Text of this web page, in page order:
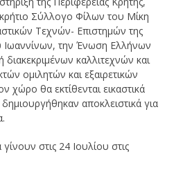
Σύλλογο Φίλων του Μίκη
Τεχνών- Επιστημών της
Ιωαννίνων, την Ένωση Ελλήνων
καλλιτεχνών και
ομιλητών και εξαιρετικών
χώρο θα εκτίθενται εικαστικά
αποκλειστικά για
στις 24 Ιουλίου στις